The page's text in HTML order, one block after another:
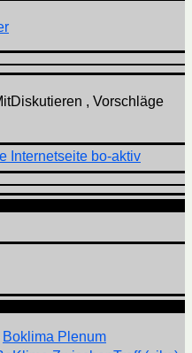
, Vorschläge
Boklima Plenum